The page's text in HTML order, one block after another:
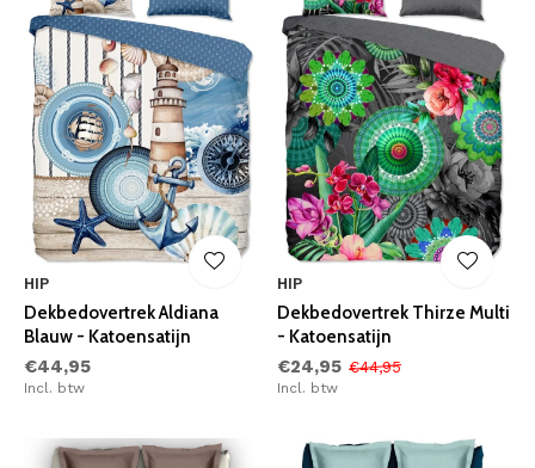
HIP
Dekbedovertrek Aldiana
Blauw - Katoensatijn
€44,95
Incl. btw
HIP
Dekbedovertrek Thirze Multi
- Katoensatijn
€24,95 €44,95
Incl. btw